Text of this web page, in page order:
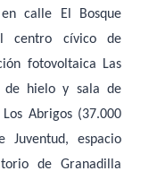
calle El Bosque
centro cívico de
fotovoltaica Las
de hielo y sala de
Abrigos (37.000
espacio
de Granadilla